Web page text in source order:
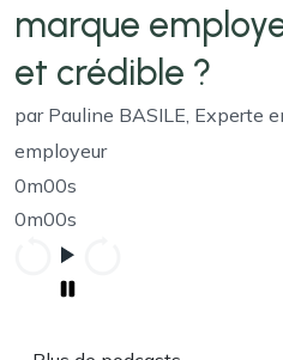
marque
et crédible ?
par Pauline BASILE, Experte
employeur
0m00s
0m00s